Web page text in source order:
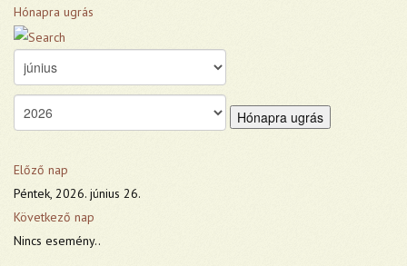
Hónapra ugrás
Hónapra ugrás
Előző nap
Péntek, 2026. június 26.
Következő nap
Nincs esemény..